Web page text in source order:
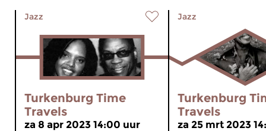
Jazz
Turkenburg Time
Travels
za 8 apr 2023 14:00 uur
Jazz
Turkenburg
Travels
za 25 mrt 2023